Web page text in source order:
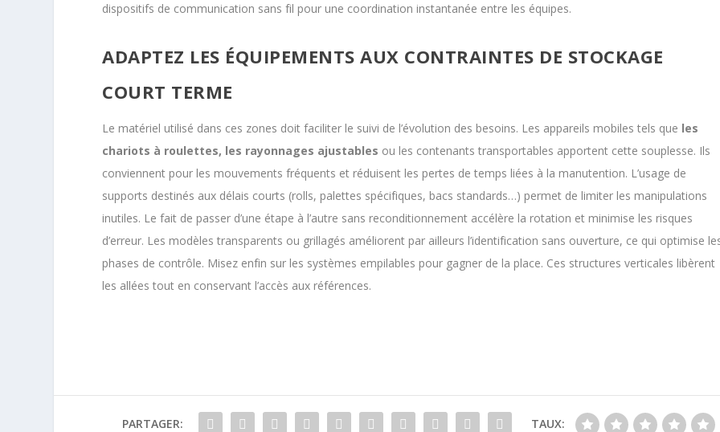
dispositifs de communication sans fil pour une coordination instantanée entre les équipes.
ADAPTEZ LES ÉQUIPEMENTS AUX CONTRAINTES DE STOCKAGE
COURT TERME
Le matériel utilisé dans ces zones doit faciliter le suivi de l’évolution des besoins. Les appareils mobiles tels que les
chariots à roulettes, les rayonnages ajustables ou les contenants transportables apportent cette souplesse. Ils
conviennent pour les mouvements fréquents et réduisent les pertes de temps liées à la manutention. L’usage de
supports destinés aux délais courts (rolls, palettes spécifiques, bacs standards…) permet de limiter les manipulations
inutiles. Le fait de passer d’une étape à l’autre sans reconditionnement accélère la rotation et minimise les risques
d’erreur. Les modèles transparents ou grillagés améliorent par ailleurs l’identification sans ouverture, ce qui optimise
phases de contrôle. Misez enfin sur les systèmes empilables pour gagner de la place. Ces structures verticales libèrent
les allées tout en conservant l’accès aux références.
PARTAGER: TAUX: